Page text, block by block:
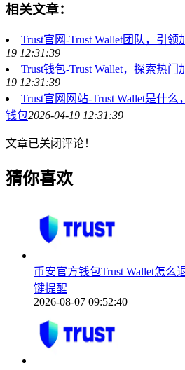
相关文章：
Trust官网-Trust Wallet团队，引
19 12:31:39
Trust钱包-Trust Wallet，探索热
19 12:31:39
Trust官网网站-Trust Wallet是什
钱包2026-04-19 12:31:39
文章已关闭评论！
猜你喜欢
币安官方钱包Trust Wallet怎么
键提醒
2026-08-07 09:52:40